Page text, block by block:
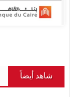
شاهد أيضاً